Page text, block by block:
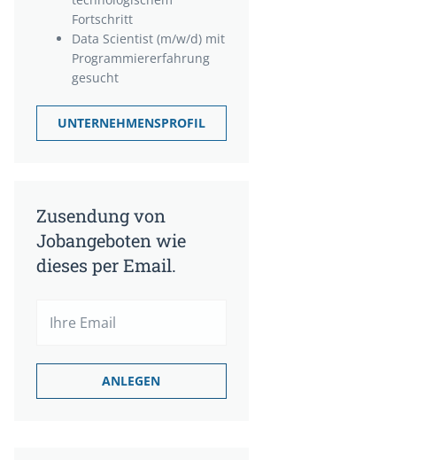
Fortschritt
Data Scientist (m/w/d) mit
Programmiererfahrung
gesucht
UNTERNEHMENSPROFIL
Zusendung von
Jobangeboten wie
dieses per Email.